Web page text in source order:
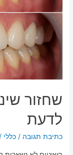
שחזור
לדעת
כתיבת תגובה /כללי